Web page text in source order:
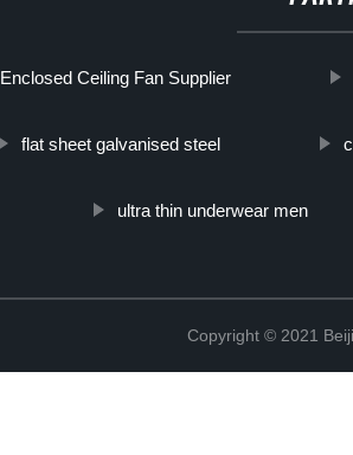
Enclosed Ceiling Fan Supplier
flat sheet galvanised steel
ultra thin underwear men
Copyright © 2021